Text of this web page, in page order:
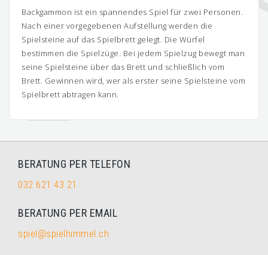
Backgammon ist ein spannendes Spiel für zwei Personen.
Nach einer vorgegebenen Aufstellung werden die
Spielsteine auf das Spielbrett gelegt. Die Würfel
bestimmen die Spielzüge. Bei jedem Spielzug bewegt man
seine Spielsteine über das Brett und schließlich vom
Brett. Gewinnen wird, wer als erster seine Spielsteine vom
Spielbrett abtragen kann.
BERATUNG PER TELEFON
032 621 43 21
BERATUNG PER EMAIL
spiel@spielhimmel.ch